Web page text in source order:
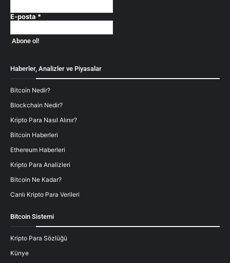
E-posta *
Haberler, Analizler ve Piyasalar
Bitcoin Nedir?
Blockchain Nedir?
Kripto Para Nasıl Alınır?
Bitcoin Haberleri
Ethereum Haberleri
Kripto Para Analizleri
Bitcoin Ne Kadar?
Canlı Kripto Para Verileri
Bitcoin Sistemi
Kripto Para Sözlüğü
Künye